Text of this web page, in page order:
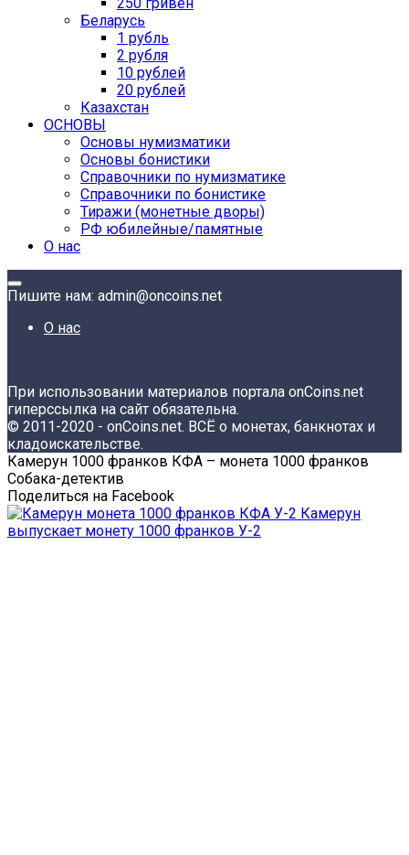
Беларусь
1 рубль
2 рубля
10 рублей
20 рублей
Казахстан
ОСНОВЫ
Основы нумизматики
Основы бонистики
Справочники по нумизматике
Справочники по бонистике
Тиражи (монетные дворы)
РФ юбилейные/памятные
О нас
Пишите нам: admin@oncoins.net
О нас
При использовании материалов портала onCoins.net
гиперссылка на сайт обязательна.
© 2011-2020 - onCoins.net. ВСЁ о монетах, банкнотах и
кладоискательстве.
Камерун 1000 франков КФА – монета 1000 франков
Собака-детектив
Поделиться на Facebook
Камерун
выпускает монету 1000 франков У-2